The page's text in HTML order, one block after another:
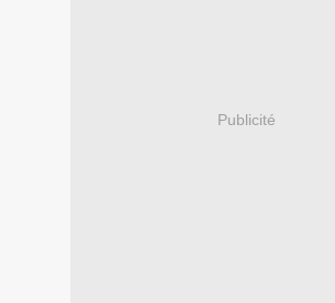
Publicité